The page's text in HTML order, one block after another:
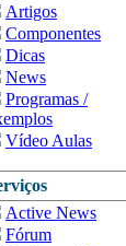
Artigos
Componentes
Dicas
News
Programas /
Vídeo Aulas
Active News
Fórum